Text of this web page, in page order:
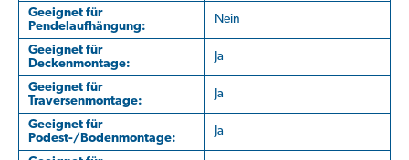
Geeignet für
Pendelaufhängung:
Nein
Geeignet für
Deckenmontage:
Ja
Geeignet für
Traversenmontage:
Ja
Geeignet für
Podest-/Bodenmontage:
Ja